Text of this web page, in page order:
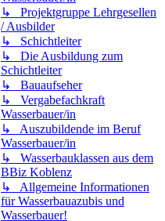
↳ Projektgruppe Lehrgesellen
/ Ausbilder
↳ Schichtleiter
↳ Die Ausbildung zum
Schichtleiter
↳ Bauaufseher
↳ Vergabefachkraft
Wasserbauer/in
↳ Auszubildende im Beruf
Wasserbauer/in
↳ Wasserbauklassen aus dem
BBiz Koblenz
↳ Allgemeine Informationen
für Wasserbauazubis und
Wasserbauer!